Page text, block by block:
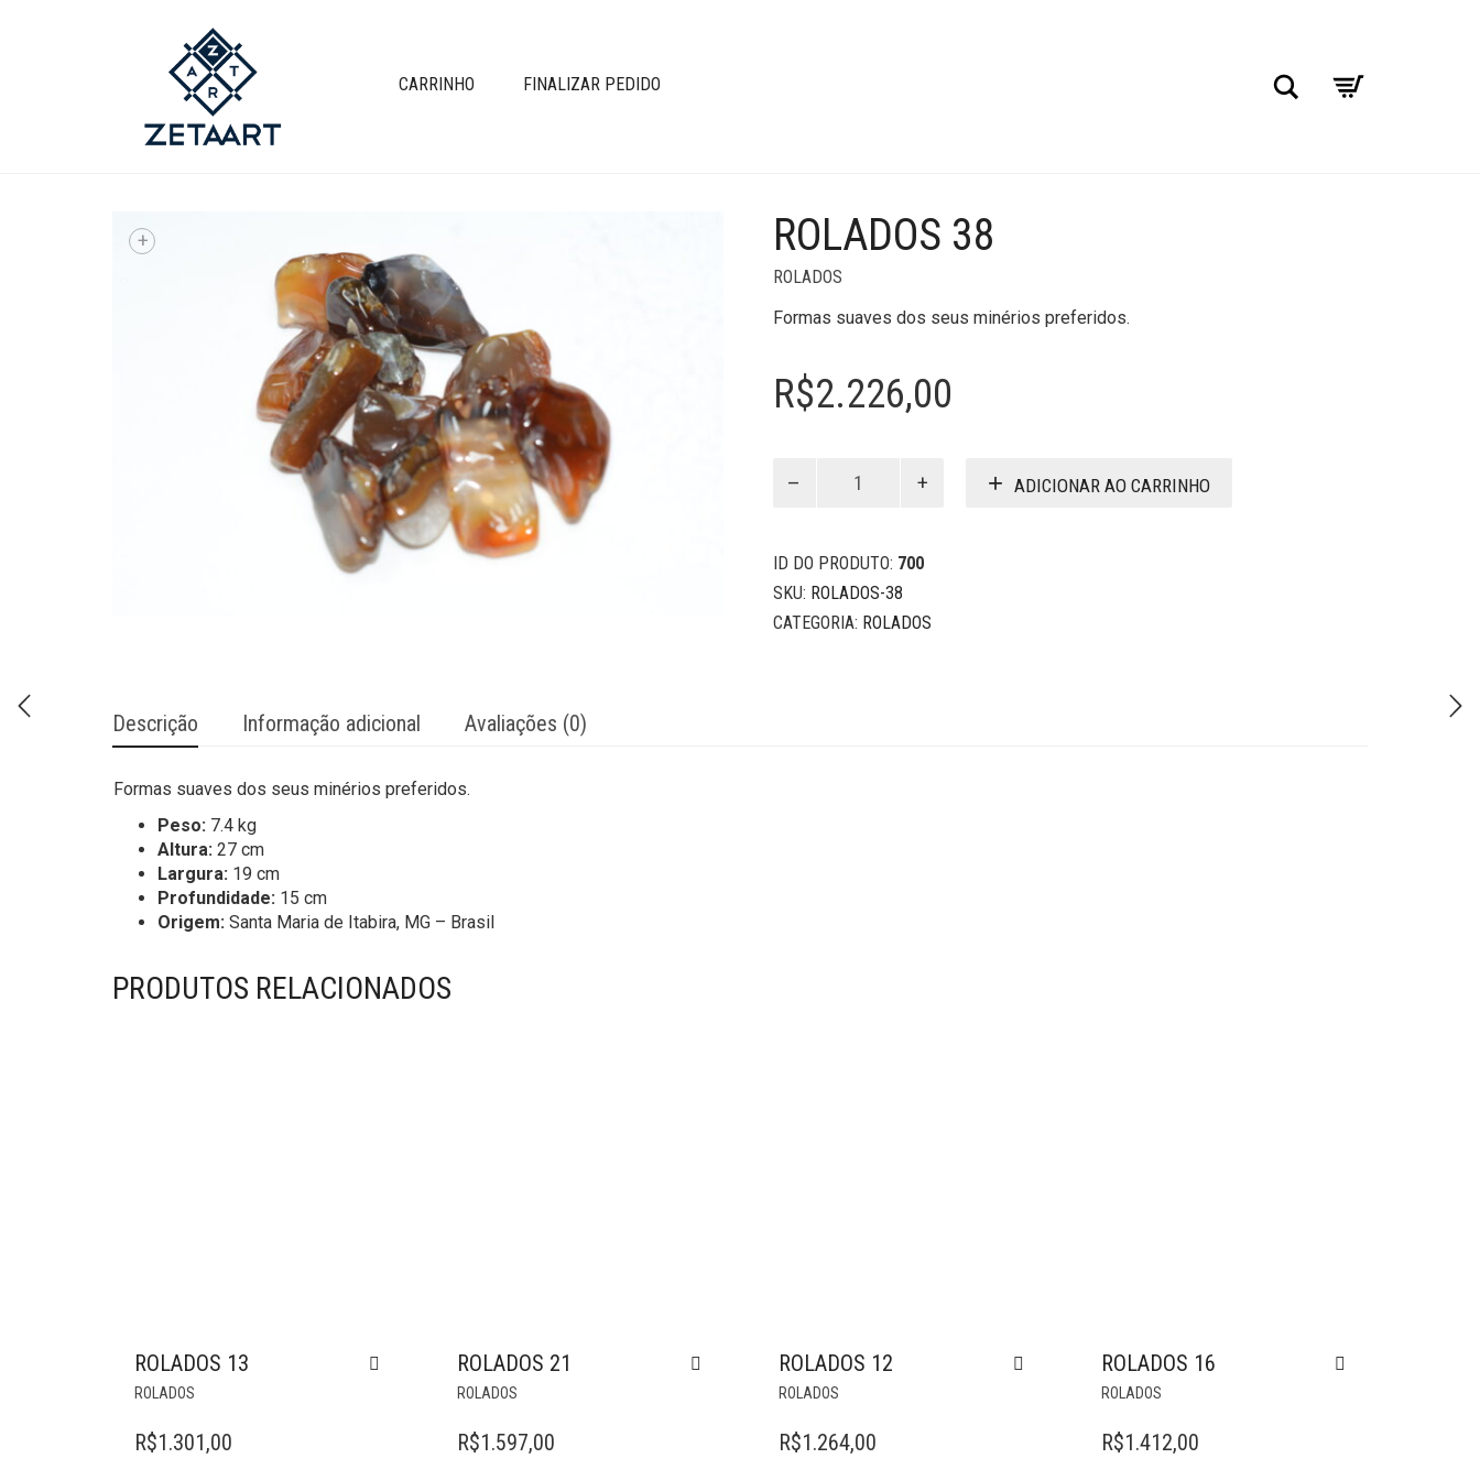
CARRINHO FINALIZAR PEDIDO Pesquisar
+ ROLADOS 38
ROLADOS
Formas suaves dos seus minérios preferidos.
R$2.226,00
ADICIONAR AO CARRINHO
ID DO PRODUTO: 700
SKU: ROLADOS-38
CATEGORIA: ROLADOS
Descrição Informação adicional Avaliações (0)
Formas suaves dos seus minérios preferidos.
Peso: 7.4 kg
Altura: 27 cm
Largura: 19 cm
Profundidade: 15 cm
Origem: Santa Maria de Itabira, MG – Brasil
PRODUTOS RELACIONADOS
ROLADOS 13
ROLADOS
R$1.301,00
ROLADOS 21
ROLADOS
R$1.597,00
ROLADOS 12
ROLADOS
R$1.264,00
ROLADOS 16
ROLADOS
R$1.412,00